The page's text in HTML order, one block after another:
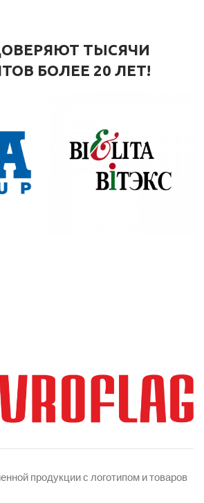
ТЫСЯЧИ
БОЛЕЕ 20 ЛЕТ!
продукции с логотипом и товаров